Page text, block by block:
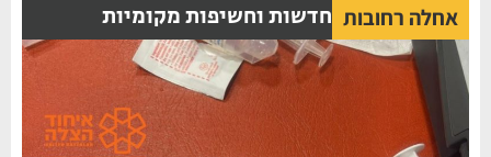
אחלה רחובות חדשות וחשיפות מקומיות